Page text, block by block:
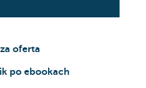
oferta
po ebookach